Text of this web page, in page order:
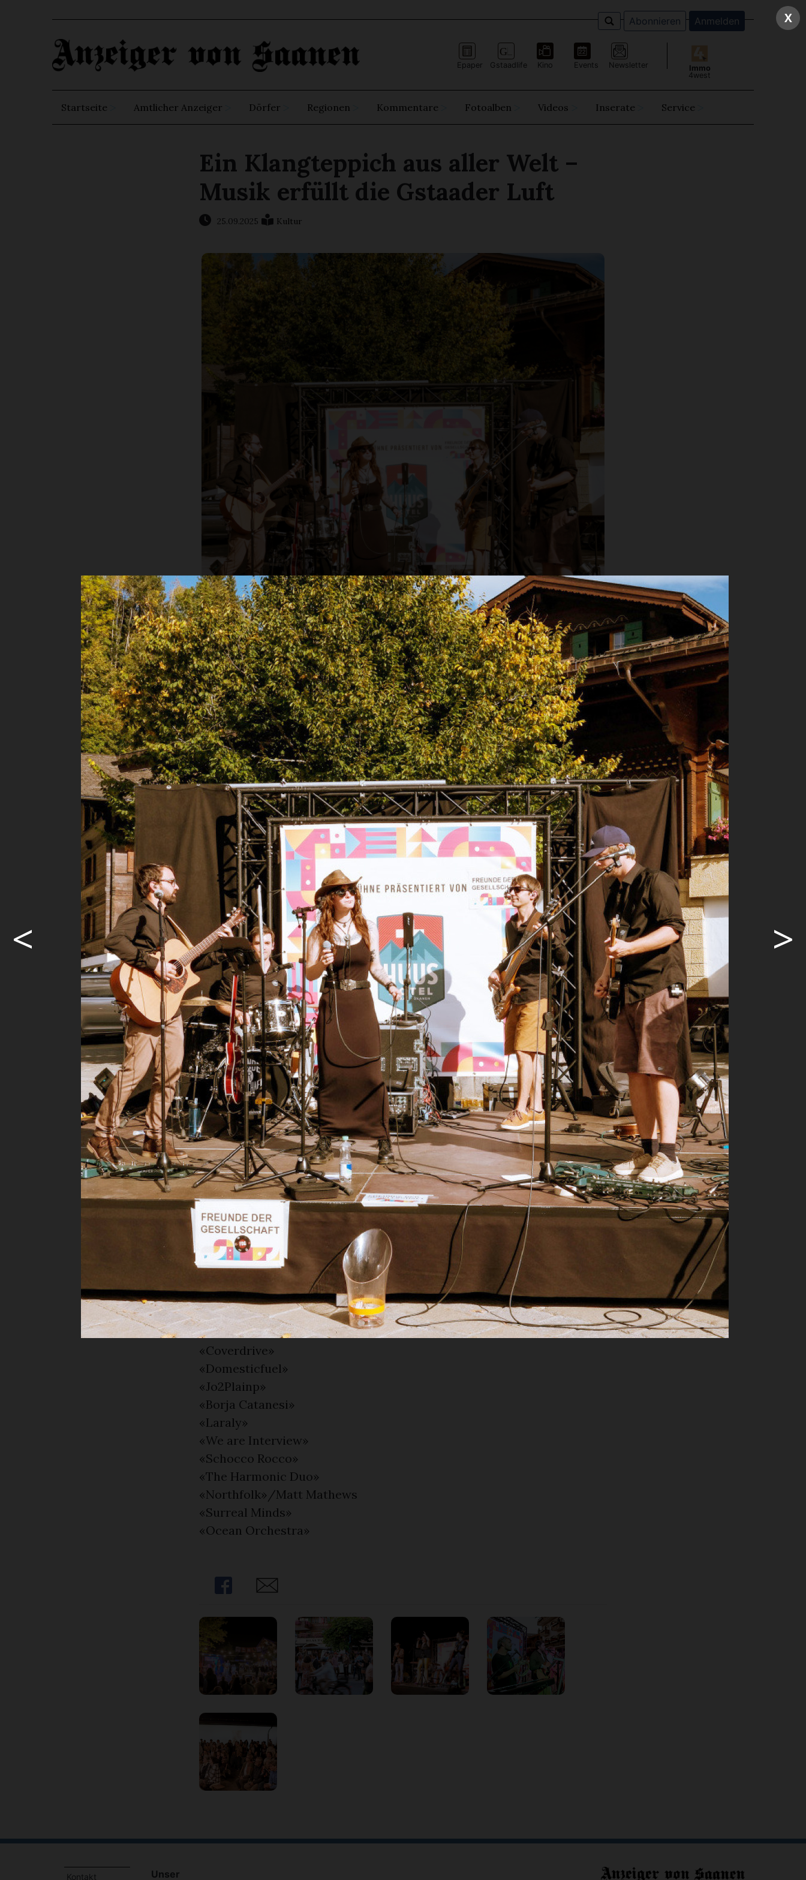
Abonnieren Anmelden
Epaper Gstaadlife Kino Events Newsletter
Immo
4west
Startseite Amtlicher Anzeiger Dörfer Regionen Kommentare Fotoalben Videos Inserate Service
Ein Klangteppich aus aller Welt –
Musik erfüllt die Gstaader Luft
25.09.2025 Kultur
Die «Freunde der Gesellschaft», von Anfang an mit dabei. FOTO: ZVG
Bereits zum vierten Mal fand in diesem Jahr die Fête de la musique
statt. Bei strahlendem Spätsommerwetter verwandelte sich am
Samstag, 20. September, die Promenade in eine grosse Bühne, die
zahlreiche Besucherinnen, Besucher und Musikliebhaber:innen
anzog.
CLAUDIA HEINE
Für die teilnehmenden Musikerinnen und Musiker begann der Tag mit
einem stärkenden Mittagessen auf der Terrasse des Huus Gstaad
Hotels, gefolgt von einem Briefing und der Ausgabe der Sektkübel samt
Künstlerplakaten. Danach ging es weiter zum Sponsorenapéro im Hotel
Bernerhof – und schon startete das Programm:
Fünf Bühnen – Hotel Bernerhof, Kapälliplatz, Saanen Bank, Gstaad
Saanenland Tourismus und Restaurant Rössli – luden von drei Uhr
nachmittags bis Mitternacht zu einem musikalischen Spaziergang ein.
Junge Talente teilten sich die Auftritte mit etablierten Künstlerinnen
und Künstlern und das Publikumliess sich immer wieder von
überraschenden neuen Klangfarben begeistern. Besonders spannend
war das vielseitige Line-up, das den Fokus auf regionale Talente und
verschiedenste Musikrichtungen setzte. Für viele Saaner war der
Auftritt der einheimischen Band «Schocco Rocco» ein echtes Highlight:
Ihr mitreissender Schweizer Rock mit Mundarttexten und
energiegeladenen Rhythmen sorgte für ausgelassene Stimmung.
Die gut gefüllte Gstaader Promenade zeigte eindrücklich die
magnetische Wirkung dieses Musikevents, das Gäste und Einheimische
gleichermassen in seinen Bann zog.
LISTE DER KÜNSTLERINNEN UND KÜNSTLER:
«Angie«
«Freunde der Gesellschaft»
«Izia Jeen»
«Coverdrive»
«Domesticfuel»
«Jo2Plainp»
«Borja Catanesi»
«Laraly»
«We are Interview»
«Schocco Rocco»
«The Harmonic Duo»
«Northfolk»/Matt Mathews
«Surreal Minds»
«Ocean Orchestra»
Share Share
X
< >
Kontakt Unser